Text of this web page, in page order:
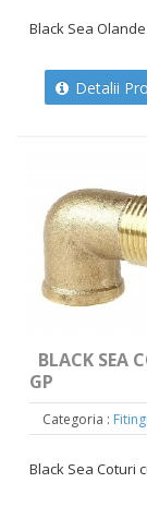
Black Sea
Detalii
BLACK SEA
GP
Categoria :
Black Sea Coturi